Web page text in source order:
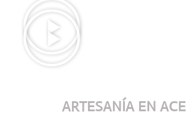
ARTESANÍA EN